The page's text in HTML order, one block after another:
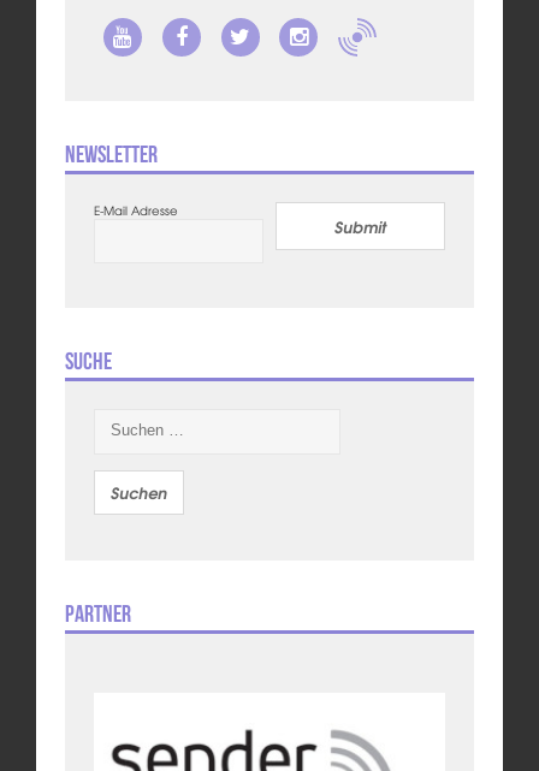
Newsletter
E-Mail Adresse
Submit
Suche
nach:
Partner